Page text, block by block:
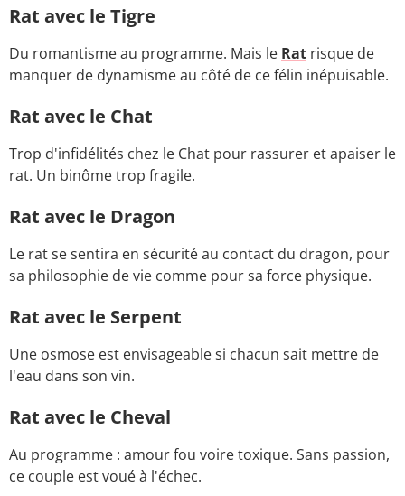
Rat avec le Tigre
Du romantisme au programme. Mais le Rat risque de
manquer de dynamisme au côté de ce félin inépuisable.
Rat avec le Chat
Trop d'infidélités chez le Chat pour rassurer et apaiser le
rat. Un binôme trop fragile.
Rat avec le Dragon
Le rat se sentira en sécurité au contact du dragon, pour
sa philosophie de vie comme pour sa force physique.
Rat avec le Serpent
Une osmose est envisageable si chacun sait mettre de
l'eau dans son vin.
Rat avec le Cheval
Au programme : amour fou voire toxique. Sans passion,
ce couple est voué à l'échec.